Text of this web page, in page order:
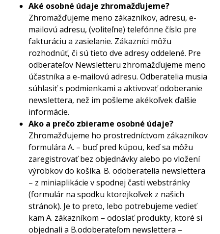
Aké osobné údaje zhromažďujeme?
Zhromažďujeme meno zákazníkov, adresu, e-
mailovú adresu, (voliteľne) telefónne číslo pre
fakturáciu a zasielanie. Zákazníci môžu
rozhodnúť, či sú tieto dve adresy oddelené. Pre
odberateľov Newsletteru zhromažďujeme meno
účastníka a e-mailovú adresu. Odberatelia musia
súhlasiť s podmienkami a aktivovať odoberanie
newslettera, než im pošleme akékoľvek ďalšie
informácie.
Ako a prečo zbierame osobné údaje?
Zhromažďujeme ho prostredníctvom zákazníkov
formulára A. – buď pred kúpou, keď sa môžu
zaregistrovať bez objednávky alebo po vložení
výrobkov do košíka. B. odoberatelia newslettera
– z miniaplikácie v spodnej časti webstránky
(formulár na spodku ktorejkoľvek z našich
stránok). Je to preto, lebo potrebujeme vedieť
kam A. zákazníkom – odoslať produkty, ktoré si
objednali a B.odoberateľom newslettera –